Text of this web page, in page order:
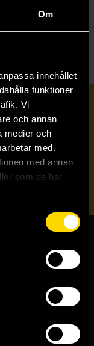
Om
innehållet
funktioner
Vi
och annan
medier och
med.
med annan
som de har
TECKNAD SERIE
Skicka